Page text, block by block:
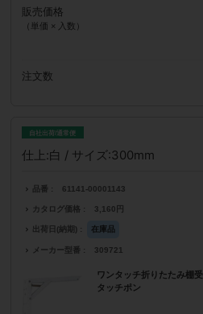
販売価格
（単価 × 入数）
注文数
自社出荷/通常便
仕上:白 / サイズ:300mm
品番 61141-00001143
カタログ価格 3,160円
出荷日(納期) 在庫品
メーカー型番 309721
ワンタッチ折りたたみ棚受
タッチポン